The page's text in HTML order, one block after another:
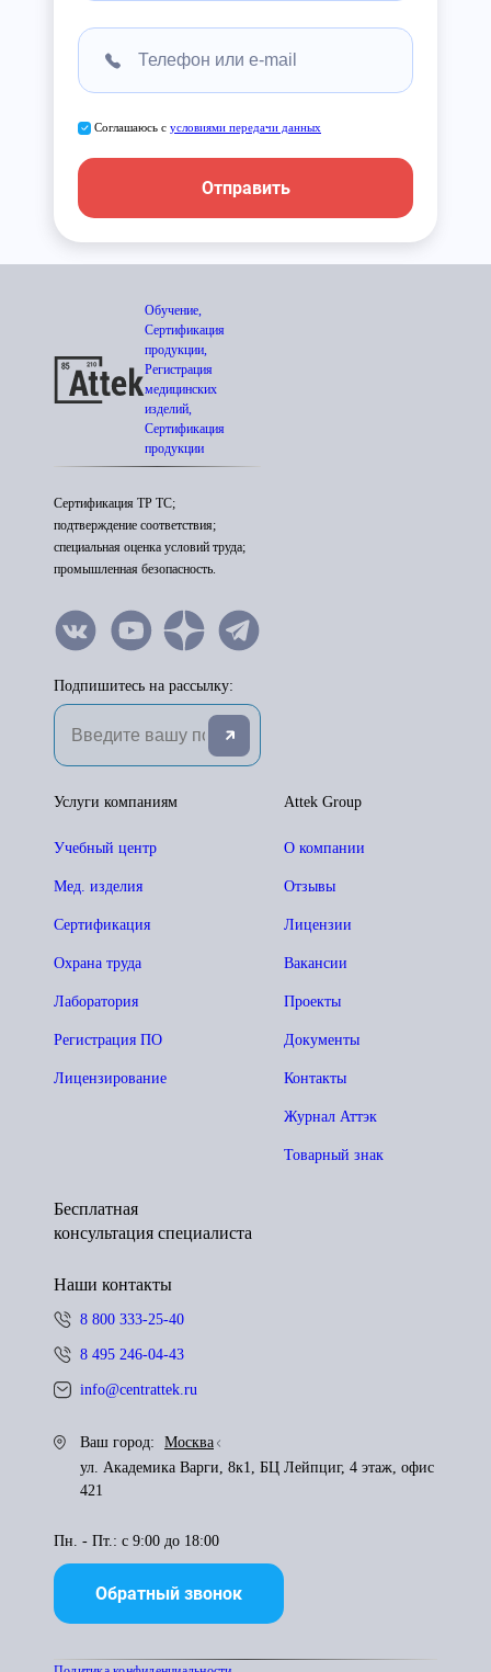
Соглашаюсь с условиями передачи данных
Отправить
Обучение,
Сертификация
продукции,
Регистрация
медицинских
изделий,
Сертификация
продукции
Сертификация ТР ТС;
подтверждение соответствия;
специальная оценка условий труда;
промышленная безопасность.
Подпишитесь на рассылку:
Attek Group
О компании
Отзывы
Лицензии
Вакансии
Проекты
Документы
Контакты
Журнал Аттэк
Товарный знак
Услуги компаниям
Учебный центр
Мед. изделия
Сертификация
Охрана труда
Лаборатория
Регистрация ПО
Лицензирование
Бесплатная
консультация специалиста
Наши контакты
8 800 333-25-40
8 495 246-04-43
info@centrattek.ru
Ваш город:
Москва
ул. Академика Варги, 8к1, БЦ Лейпциг, 4 этаж, офис
421
Пн. - Пт.: с 9:00 до 18:00
Обратный звонок